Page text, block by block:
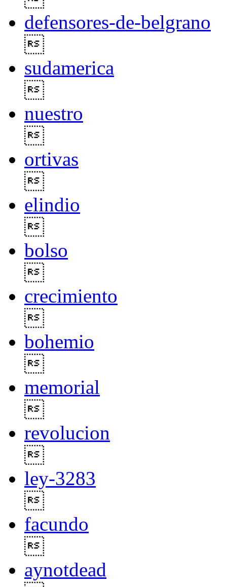
defensores-de-belgrano
sudamerica
nuestro
ortivas
elindio
bolso
crecimiento
bohemio
memorial
revolucion
ley-3283
facundo
aynotdead